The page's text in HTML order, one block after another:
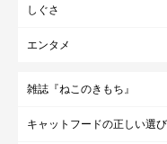
しぐさ
エンタメ
雑誌『ねこのきもち』
キャットフードの正しい選